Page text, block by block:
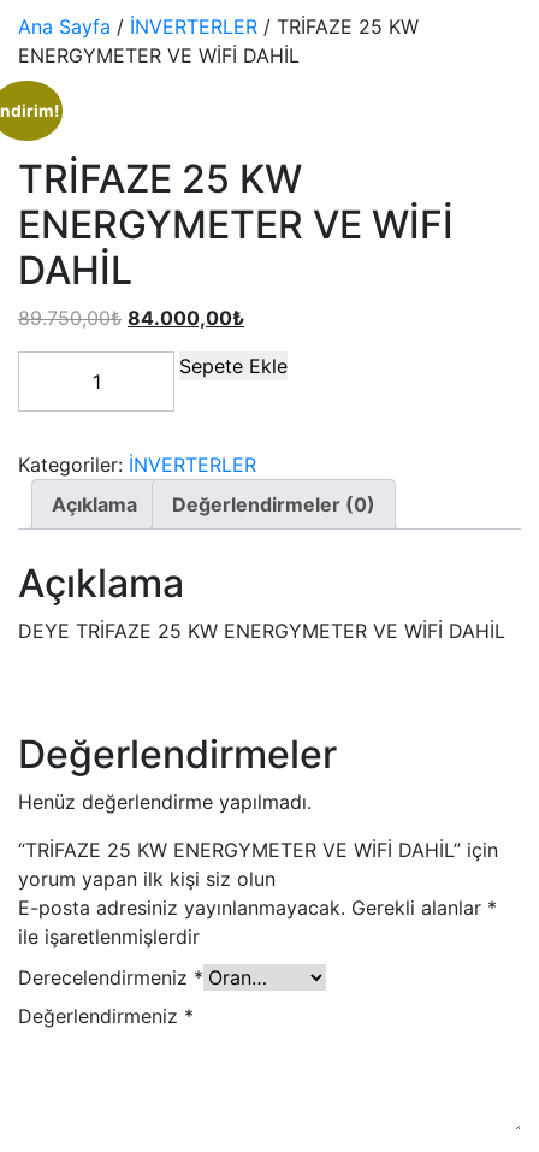
Ana Sayfa / İNVERTERLER / TRİFAZE 25 KW
ENERGYMETER VE WİFİ DAHİL
TRİFAZE 25 KW
ENERGYMETER VE WİFİ
DAHİL
89.750,00₺ 84.000,00₺
Sepete Ekle
Kategoriler: İNVERTERLER
Açıklama
Değerlendirmeler (0)
Açıklama
DEYE TRİFAZE 25 KW ENERGYMETER VE WİFİ DAHİL
Değerlendirmeler
Henüz değerlendirme yapılmadı.
“TRİFAZE 25 KW ENERGYMETER VE WİFİ DAHİL” için
yorum yapan ilk kişi siz olun
E-posta adresiniz yayınlanmayacak. Gerekli alanlar *
ile işaretlenmişlerdir
Derecelendirmeniz *
Değerlendirmeniz *